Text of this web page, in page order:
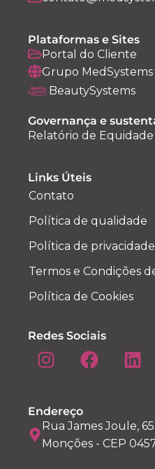
Plataformas e Sites
Portal do Cliente
Grupo MedSystems
BeautySystems
Governança e
Relatório de Equidade
Links Úteis
Contato
Política de qualidade
Política de privacidade
Termos e Condições
Política de Cookies
Redes Sociais
Endereço
Rua James Joule, 65
Monções - CEP